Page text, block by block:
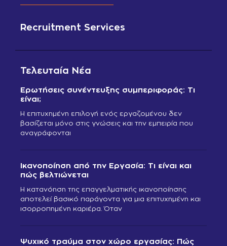
Recruitment Services
Τελευταία Νέα
Ερωτήσεις συνέντευξης συμπεριφοράς: Τι
είναι;
Η επιτυχημένη επιλογή ενός εργαζομένου δεν
βασίζεται μόνο στις γνώσεις και την εμπειρία που
αναγράφονται
Ικανοποίηση από την Εργασία: Τι είναι και
πώς βελτιώνεται
Η κατανόηση της επαγγελματικής ικανοποίησης
αποτελεί βασικό παράγοντα για μια επιτυχημένη και
ισορροπημένη καριέρα. Όταν
Ψυχικό τραύμα στον χώρο εργασίας: Πώς